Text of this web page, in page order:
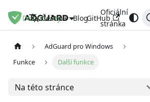
Dokumenty Blog
Oficiální
stránka
Čeština GitHub
AdGuard pro Windows
Funkce
Další funkce
Na této stránce